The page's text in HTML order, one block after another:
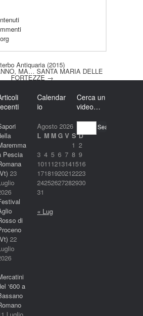
Antiquaria (2015)
MA… SANTA MARIA DELLE
FORTEZZE →
Pescia
23
di
22
‘600 a
Calendar
io
Agosto 2026
L M M G V S D
1 2
3 4 5 6 7 8 9
10111213141516
17181920212223
24252627282930
31
« Lug
Cerca un
video…